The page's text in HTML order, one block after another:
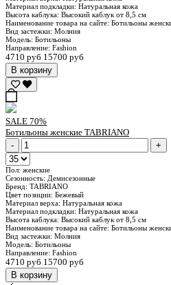
Материал подкладки: Натуральная кожа
Высота каблука: Высокий каблук от 8,5 см
Наименование товара на сайте: Ботильоны
Вид застежки: Молния
Модель: Ботильоны
Направление: Fashion
4710 руб 15700 руб
В корзину
SALE 70%
Ботильоны женские TABRIANO
-
+
Пол: женские
Сезонность: Демисезонные
Бренд: TABRIANO
Цвет позиции: Бежевый
Материал верха: Натуральная кожа
Материал подкладки: Натуральная кожа
Высота каблука: Высокий каблук от 8,5 см
Наименование товара на сайте: Ботильоны
Вид застежки: Молния
Модель: Ботильоны
Направление: Fashion
4710 руб 15700 руб
В корзину